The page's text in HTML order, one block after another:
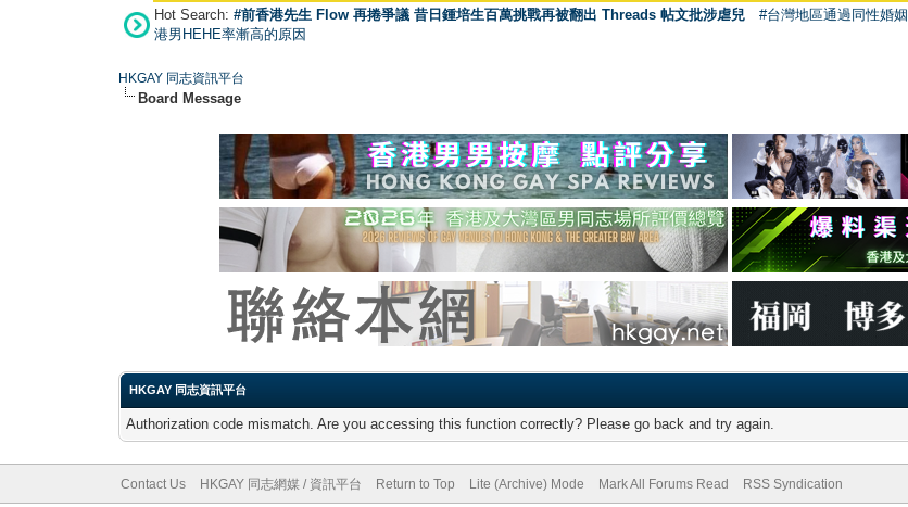
Hot Search: #前香港先生 Flow 再捲爭議 昔日鍾培生百萬挑戰再被翻出 Threads 帖文批涉虐兒 #台灣地區通過同性婚姻
港男HEHE率漸高的原因
HKGAY 同志資訊平台
Board Message
HKGAY 同志資訊平台
Authorization code mismatch. Are you accessing this function correctly? Please go back and try again.
Contact Us HKGAY 同志網媒 / 資訊平台 Return to Top Lite (Archive) Mode Mark All Forums Read RSS Syndication